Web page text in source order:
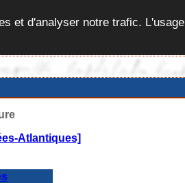
et d'analyser notre trafic. L'usage
Atlantiques]